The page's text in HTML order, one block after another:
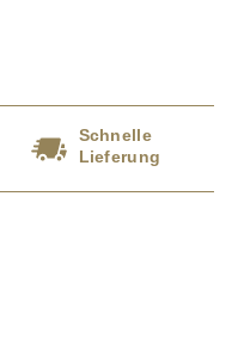
Schnelle
Lieferung